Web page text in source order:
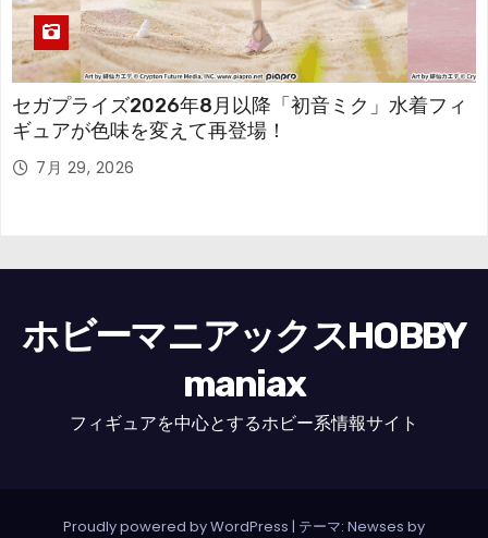
セガプライズ2026年8月以降「初音ミク」水着フィ
ギュアが色味を変えて再登場！
7月 29, 2026
ホビーマニアックスHOBBY
maniax
フィギュアを中心とするホビー系情報サイト
Proudly powered by WordPress | テーマ: Newses by